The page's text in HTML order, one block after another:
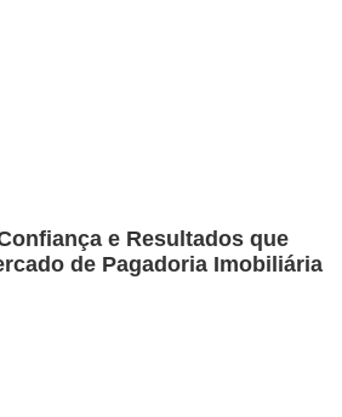
e Resultados que
de Pagadoria Imobiliária